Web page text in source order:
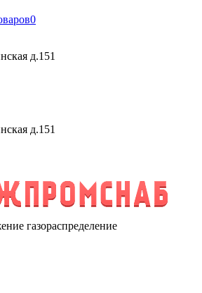
0
д.151
д.151
газораспределение